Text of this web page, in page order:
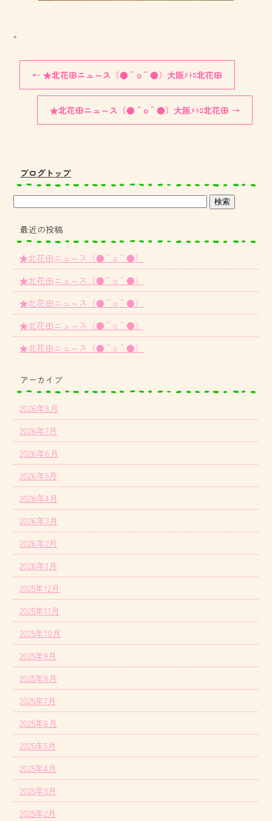
。
← ★北花田ニュ～ス（●＾o＾●）大阪ﾒﾄﾛ北花田
★北花田ニュ～ス（●＾o＾●）大阪ﾒﾄﾛ北花田 →
ブログトップ
最近の投稿
★北花田ニュ～ス（●＾o＾●）
★北花田ニュ～ス（●＾o＾●）
★北花田ニュ～ス（●＾o＾●）
★北花田ニュ～ス（●＾o＾●）
★北花田ニュ～ス（●＾o＾●）
アーカイブ
2026年8月
2026年7月
2026年6月
2026年5月
2026年4月
2026年3月
2026年2月
2026年1月
2025年12月
2025年11月
2025年10月
2025年9月
2025年8月
2025年7月
2025年6月
2025年5月
2025年4月
2025年3月
2025年2月